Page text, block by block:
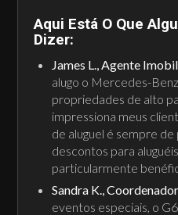
Aqui Está O Que
Dizer:
James L., Agente
alugo o Mercedes-
propriedades de alto
impressiona meus
de aluguel é sempre de
descontos para
particularmente
Sandra K.,
eventos especiais, o